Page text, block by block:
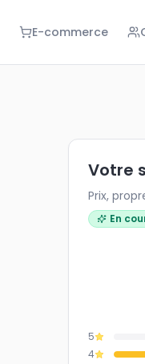
E-commerce
Votre
Prix,
Votre
Prix,
En
5
4